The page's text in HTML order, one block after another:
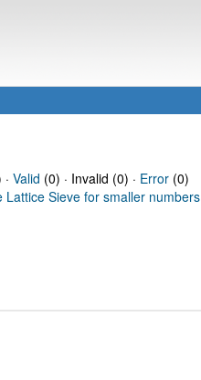
Valid (0) · Invalid (0) · Error(0)
Lattice Sieve for smaller numbers